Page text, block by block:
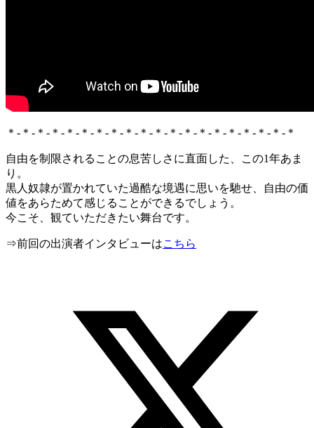
＊-＊-＊-＊-＊-＊-＊-＊-＊-＊-＊-＊-＊-＊-＊-＊-＊-＊-＊-＊
自由を制限されることの息苦しさに直面した、この1年あま
り。
黒人奴隷が置かれていた過酷な境遇に思いを馳せ、自由の価
値をあらためて感じることができるでしょう。
今こそ、観ていただきたい舞台です。
⇒前回の出演者インタビューはこちら